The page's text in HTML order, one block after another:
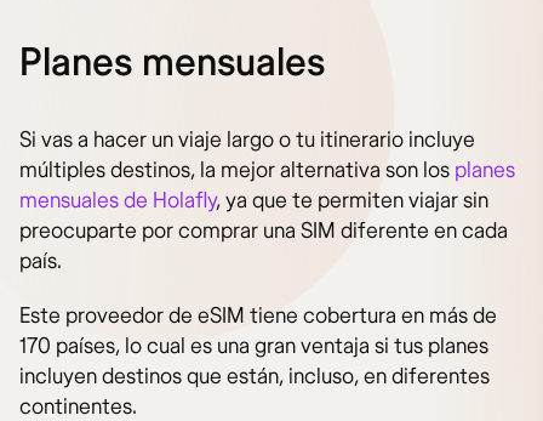
Planes mensuales
Si vas a hacer un viaje largo o tu itinerario incluye
múltiples destinos, la mejor alternativa son los planes
mensuales de Holafly, ya que te permiten viajar sin
preocuparte por comprar una SIM diferente en cada
país.
Este proveedor de eSIM tiene cobertura en más de
170 países, lo cual es una gran ventaja si tus planes
incluyen destinos que están, incluso, en diferentes
continentes.